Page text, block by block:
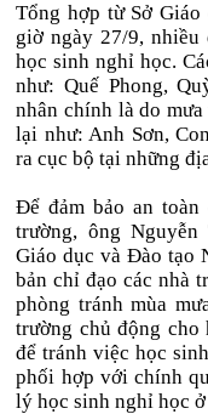
Tổng hợp từ Sở
giờ ngày 27/9,
học sinh nghỉ học.
như: Quế Phong,
nhân chính là do
lại như: Anh Sơn,
ra cục bộ tại những
Để đảm bảo an
trường, ông Nguyễn
Giáo dục và Đào tạo
bản chỉ đạo các nhà
phòng tránh mùa
trường chủ động cho
để tránh việc học
phối hợp với chính
lý học sinh nghỉ học